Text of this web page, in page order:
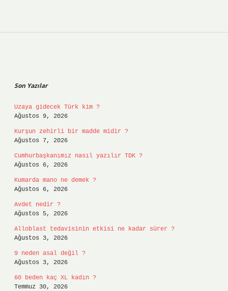
Son Yazılar
Uzaya gidecek Türk kim ?
Ağustos 9, 2026
Kurşun zehirli bir madde midir ?
Ağustos 7, 2026
Cumhurbaşkanımız nasıl yazılır TDK ?
Ağustos 6, 2026
Kumarda mano ne demek ?
Ağustos 6, 2026
Avdet nedir ?
Ağustos 5, 2026
Alloblast tedavisinin etkisi ne kadar sürer ?
Ağustos 3, 2026
9 neden asal değil ?
Ağustos 3, 2026
60 beden kaç XL kadın ?
Temmuz 30, 2026